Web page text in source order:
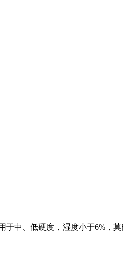
中、低硬度，湿度小于6%，